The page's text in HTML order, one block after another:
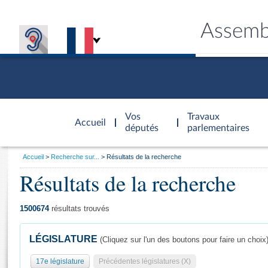
Accueil
d'accueil
Vos
députés
Travaux
parlementaires
Général
Vous
Accueil Recherche sur... Résultats de la recherche
Résultats de la recherche
1500674résultats trouvés
LÉGISLATURE (Cliquez sur l'un des boutons pour faire un choix)
17e législature Précédentes législatures (X)